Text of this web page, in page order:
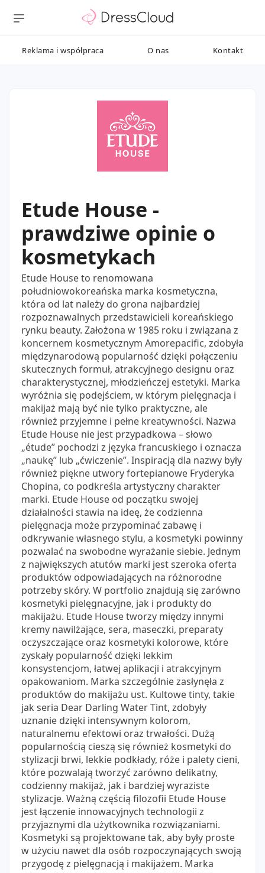
Reklama i współpraca O nas Kontakt
Etude House -
prawdziwe opinie o
kosmetykach
Etude House to renomowana
południowokoreańska marka kosmetyczna,
która od lat należy do grona najbardziej
rozpoznawalnych przedstawicieli koreańskiego
rynku beauty. Założona w 1985 roku i związana z
koncernem kosmetycznym Amorepacific, zdobyła
międzynarodową popularność dzięki połączeniu
skutecznych formuł, atrakcyjnego designu oraz
charakterystycznej, młodzieńczej estetyki. Marka
wyróżnia się podejściem, w którym pielęgnacja i
makijaż mają być nie tylko praktyczne, ale
również przyjemne i pełne kreatywności. Nazwa
Etude House nie jest przypadkowa – słowo
„étude” pochodzi z języka francuskiego i oznacza
„naukę” lub „ćwiczenie”. Inspiracją dla nazwy były
również piękne utwory fortepianowe Fryderyka
Chopina, co podkreśla artystyczny charakter
marki. Etude House od początku swojej
działalności stawia na ideę, że codzienna
pielęgnacja może przypominać zabawę i
odkrywanie własnego stylu, a kosmetyki powinny
pozwalać na swobodne wyrażanie siebie. Jednym
z największych atutów marki jest szeroka oferta
produktów odpowiadających na różnorodne
potrzeby skóry. W portfolio znajdują się zarówno
kosmetyki pielęgnacyjne, jak i produkty do
makijażu. Etude House tworzy między innymi
kremy nawilżające, sera, maseczki, preparaty
oczyszczające oraz kosmetyki kolorowe, które
zyskały popularność dzięki lekkim
konsystencjom, łatwej aplikacji i atrakcyjnym
opakowaniom. Marka szczególnie zasłynęła z
produktów do makijażu ust. Kultowe tinty, takie
jak seria Dear Darling Water Tint, zdobyły
uznanie dzięki intensywnym kolorom,
naturalnemu efektowi oraz trwałości. Dużą
popularnością cieszą się również kosmetyki do
stylizacji brwi, lekkie podkłady, róże i palety cieni,
które pozwalają tworzyć zarówno delikatny,
codzienny makijaż, jak i bardziej wyraziste
stylizacje. Ważną częścią filozofii Etude House
jest łączenie innowacyjnych technologii z
przyjaznymi dla użytkownika rozwiązaniami.
Kosmetyki są projektowane tak, aby były proste
w użyciu nawet dla osób rozpoczynających swoją
przygodę z pielęgnacją i makijażem. Marka